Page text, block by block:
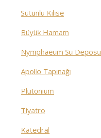
Sütunlu Kilise
Büyük Hamam
Nymphaeum Su Deposu
Apollo Tapınağı
Plutonium
Tiyatro
Katedral